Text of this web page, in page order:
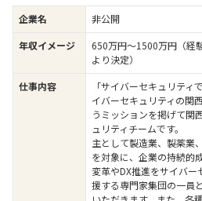
企業名
非公開
年収イメージ
650万円〜1500万円（経
より決定）
仕事内容
「サイバーセキュリテ
イバーセキュリティの関
うミッションを掲げて関
ュリティチームです。
主として製造業、製薬業
を対象に、企業の持続的
変革やDX推進をサイバ
援する専門家集団の一員